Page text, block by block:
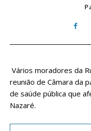
Vários moradores da
reunião de Câmara da
de saúde pública que
Nazaré.